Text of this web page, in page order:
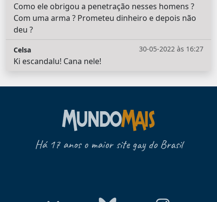
Como ele obrigou a penetração nesses homens ?
Com uma arma ? Prometeu dinheiro e depois não
deu ?
30-05-2022 às 16:27
Celsa
Ki escandalu! Cana nele!
Há 17 anos o maior site gay do Brasil